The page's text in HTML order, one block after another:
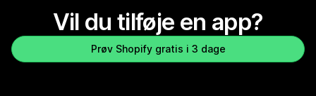
Vil du tilføje en app?
Prøv Shopify gratis i 3 dage